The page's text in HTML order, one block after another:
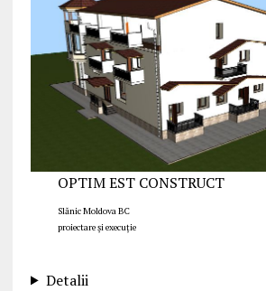
OPTIM EST CONSTRUCT
Slănic Moldova BC
proiectare și execuție
Detalii